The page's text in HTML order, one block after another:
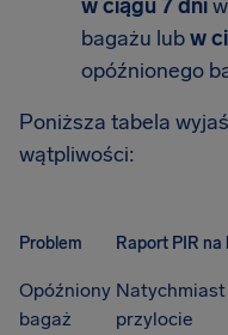
w ciągu 7 dni
bagażu lubw
opóźnionego
Poniższa tabela
wątpliwości:
Problem Raport PIR na
Opóźniony
bagaż
przylocie